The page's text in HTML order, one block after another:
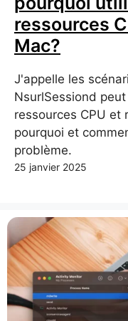
ressources
Mac?
J'appelle les
NsurlSessiond
ressources CPU et
pourquoi et
problème.
25 janvier 2025